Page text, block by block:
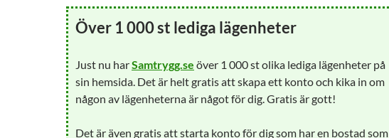
Över 1 000 st lediga lägenheter
Just nu harSamtrygg.se över 1 000 st olika lediga lägenheter på
sin hemsida. Det är helt gratis att skapa ett konto och kika in om
någon av lägenheterna är något för dig. Gratis är gott!
Det är även gratis att starta konto för dig som har en bostad som